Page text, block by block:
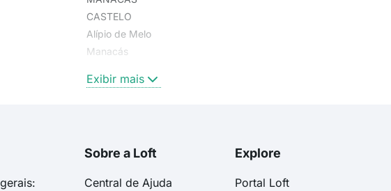
CASTELO
Alípio de Melo
Manacás
Exibir mais
Sobre a Loft
Central de Ajuda
Explore
Portal Loft